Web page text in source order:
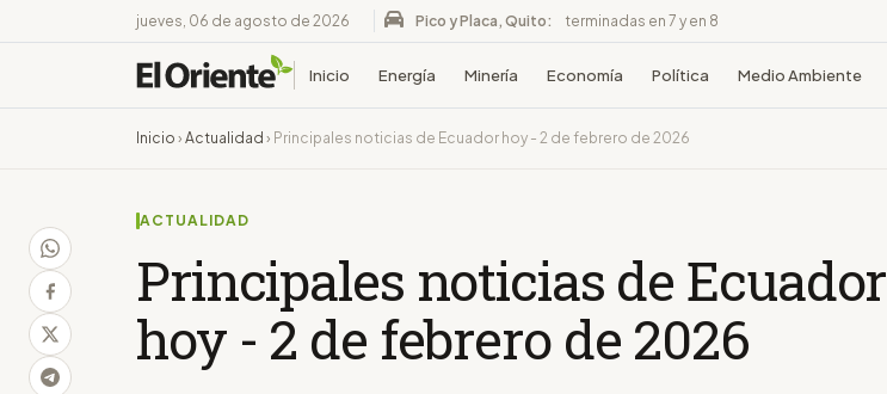
jueves, 06 de agosto de 2026 Pico y Placa, Quito: terminadas en 7 y en 8
Inicio Energía Minería Economía Política Medio Ambiente
Inicio › Actualidad › Principales noticias de Ecuador hoy - 2 de febrero de 2026
ACTUALIDAD
Principales noticias de Ecuador
hoy - 2 de febrero de 2026